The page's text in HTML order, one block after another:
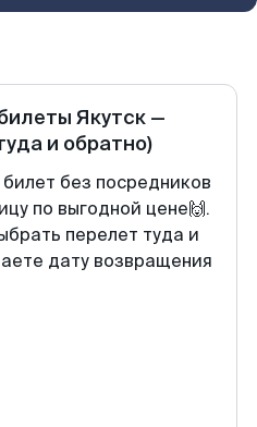
Якутск—
и обратно)
без посредников
по выгодной цене🙌.
перелет туда и
дату возвращения